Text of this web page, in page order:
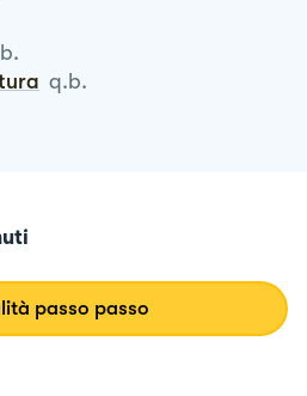
q.b.
passo passo